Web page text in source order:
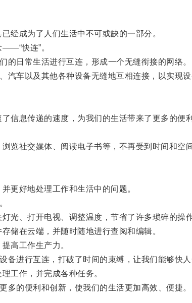
成为了人们生活中不可或缺的一部分。
快连”。
日常生活进行互连，形成一个无缝衔接的网络。
车以及其他各种设备无缝地互相连接，以实现设
息传递的速度，为我们的生活带来了更多的便利
社交媒体、阅读电子书等，不再受到时间和空间
好地处理工作和生活中的问题。
、打开电视、调整温度，节省了许多琐碎的操作
在云端，并随时随地进行查阅和编辑。
高工作生产力。
进行互连，打破了时间的束缚，让我们能够快人
工作，并完成各种任务。
的便利和创新，使我们的生活更加高效、便捷。